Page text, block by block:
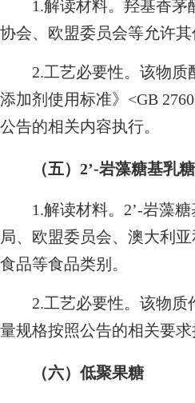
1.解读材料。羟基香茅
协会、欧盟委员会等允许其
2.工艺必要性。该物质
添加剂使用标准》<GB
公告的相关内容执行。
（五）2’-岩藻糖基乳糖
1.解读材料。2’-岩藻糖
局、欧盟委员会、澳大利
食品等食品类别。
2.工艺必要性。该物质
量规格按照公告的相关要求
（六）低聚果糖